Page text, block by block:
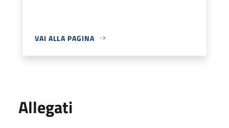
VAI ALLA PAGINA
Allegati